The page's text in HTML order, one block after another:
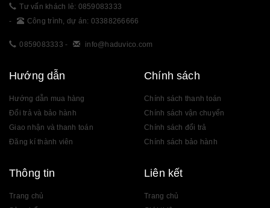
Tư vấn khách lẻ: 0859083333
-
Công trình, dự án: 03388266666
0859083333 - info@haduvico.com
Hướng dẫn
Hướng dẫn mua hàng
Đổi trả và bảo hành
Giao nhận và thanh toán
Đăng kí thành viên
Chính sách
Chính sách thanh toán
Chính sách vận chuyển
Chính sách đổi trả
Chính sách bảo hành
Thông tin
Trang chủ
Liên kết
Trang chủ